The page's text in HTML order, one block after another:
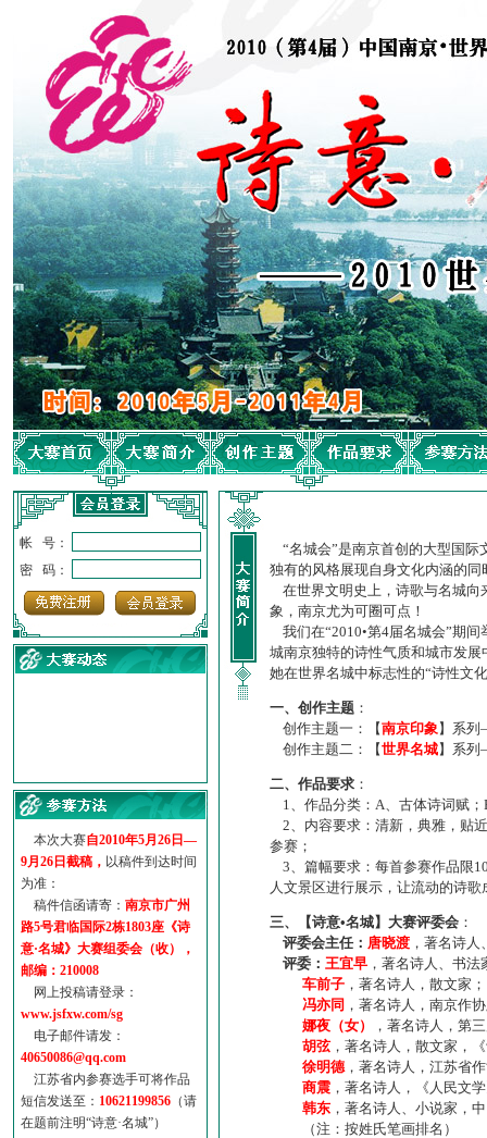
帐 号：
密 码：
·【诗意·名城】地铁展示作...
诗意名城·地铁时间
地铁完美呈现【诗意·名城...
参赛作品多达5000多首
“诗意·名城”晒诗会
特别通知--致广大诗词爱好...
本次大赛自2010年5月26日—
9月26日截稿， 以稿件到达时间
为准：
稿件信函请寄： 南京市广州
路5号君临国际2栋1803座《诗
意·名城》大赛组委会（收），
邮编：210008
网上投稿请登录：
www.jsfxw.com/sg
电子邮件请发：
40650086@qq.com
江苏省内参赛选手可将作品
短信发送至： 10621199856 （请
在题前注明“诗意·名城”）
“名城会”是南京首创的大型国际
独有的风格展现自身文化内涵的
在世界文明史上，诗歌与名城向
象，南京尤为可圈可点！
我们在“2010•第4届名城会”期
城南京独特的诗性气质和城市发
她在世界名城中标志性的“诗性文
一、创作主题 ：
创作主题一：【南京印象】系
创作主题二：【世界名城】系
二、作品要求 ：
1、作品分类：A、古体诗词赋；
2、内容要求：清新，典雅，贴
参赛；
3、篇幅要求：每首参赛作品限
人文景区进行展示，让流动的诗
三、【诗意•名城】大赛评委会 ：
评委会主任： 唐晓渡 ，著名诗
评委： 王宜早 ，著名诗人、书
车前子 ，著名诗人，散文家；
冯亦同 ，著名诗人，南京作
娜夜（女）
，著名诗人，第
胡弦，著名诗人，散文家，
徐明德，著名诗人，江苏省
商震 ，著名诗人，《人民文
韩东 ，著名诗人、小说家，
（注：按姓氏笔画排名）